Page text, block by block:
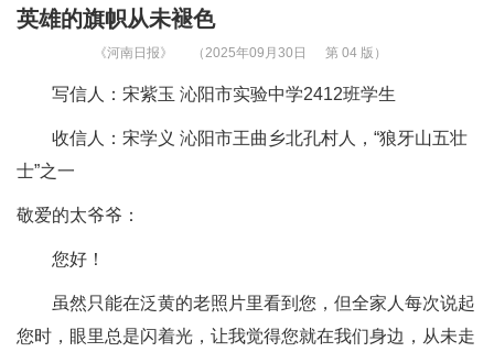
英雄的旗帜从未褪色
《河南日报》 （2025年09月30日 第 04 版）
写信人：宋紫玉 沁阳市实验中学2412班学生
收信人：宋学义 沁阳市王曲乡北孔村人，“狼牙山五壮
士”之一
敬爱的太爷爷：
您好！
虽然只能在泛黄的老照片里看到您，但全家人每次说起
您时，眼里总是闪着光，让我觉得您就在我们身边，从未走